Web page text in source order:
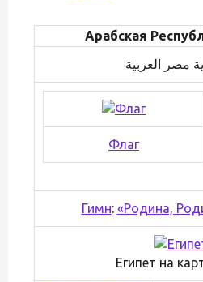
Арабская
Флаг
Гимн: «Родина,
Египет на